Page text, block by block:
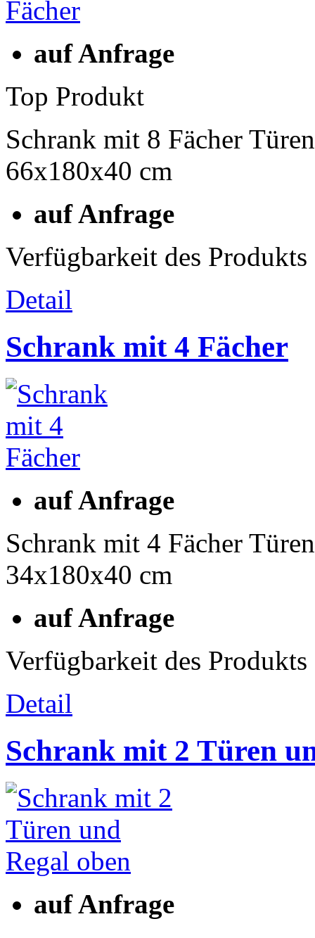
auf Anfrage
Top Produkt
Schrank mit 8 Fächer
66x180x40 cm
auf Anfrage
Verfügbarkeit des Produkts
Detail
Schrank mit 4 Fächer
auf Anfrage
Schrank mit 4 Fächer
34x180x40 cm
auf Anfrage
Verfügbarkeit des Produkts
Detail
Schrank mit 2 Türen
auf Anfrage